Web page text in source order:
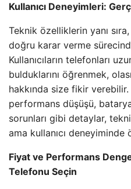
Kullanıcı Deneyimleri:
Teknik özelliklerin yanı
doğru karar verme
Kullanıcıların telefonları
bulduklarını öğrenmek,
hakkında size fikir
performans düşüşü,
sorunları gibi detaylar,
ama kullanıcı
Fiyat ve Performans
Telefonu Seçin